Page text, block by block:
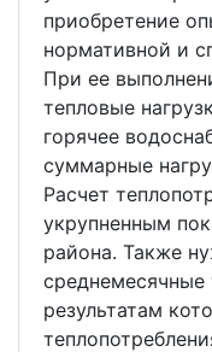
приобретение
нормативной и
При ее
тепловые
горячее
суммарные
Расчет
укрупненным
района. Также
среднемесячные
результатам